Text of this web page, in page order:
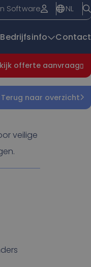
Software NL
Bedrijfsinfo Contact
offerte aanvraag
Terug naar overzicht
veilige